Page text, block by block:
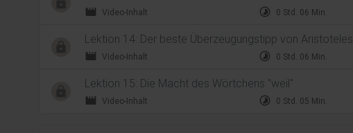
movie Video-Inhalt timelapse 0 Std. 06 Min.
Lektion 14: Der beste Überzeugungstipp von Aristoteles
movie Video-Inhalt timelapse 0 Std. 06 Min.
Lektion 15: Die Macht des Wörtchens "weil"
movie Video-Inhalt timelapse 0 Std. 05 Min.